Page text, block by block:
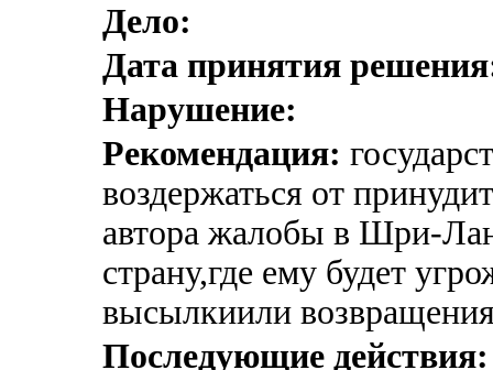
Дело:
Дата принятия
Нарушение:
Рекомендация:
воздержаться от
автора жалобы в Шри-
страну,где ему будет
высылкиили
Последующие действия: